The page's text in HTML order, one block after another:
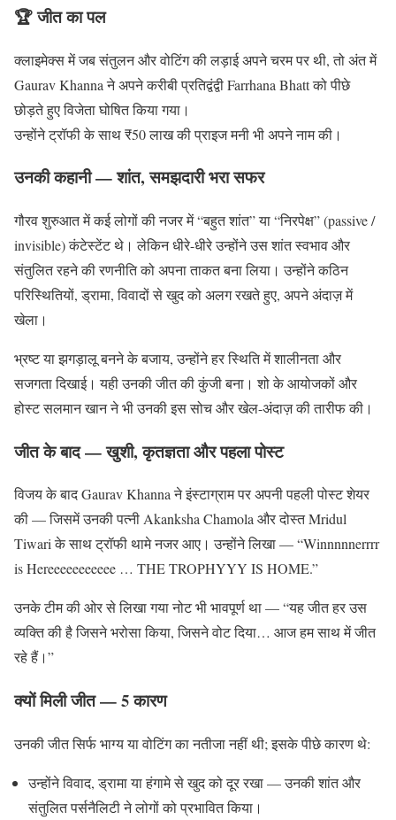
🏆 जीत का पल
क्लाइमेक्स में जब संतुलन और वोटिंग की लड़ाई अपने चरम पर थी, तो अंत में
Gaurav Khanna ने अपने करीबी प्रतिद्वंद्वी Farrhana Bhatt को पीछे
छोड़ते हुए विजेता घोषित किया गया।
उन्होंने ट्रॉफी के साथ ₹50 लाख की प्राइज मनी भी अपने नाम की।
उनकी कहानी — शांत, समझदारी भरा सफर
गौरव शुरुआत में कई लोगों की नजर में “बहुत शांत” या “निरपेक्ष” (passive /
invisible) कंटेस्टेंट थे। लेकिन धीरे-धीरे उन्होंने उस शांत स्वभाव और
संतुलित रहने की रणनीति को अपना ताकत बना लिया। उन्होंने कठिन
परिस्थितियों, ड्रामा, विवादों से खुद को अलग रखते हुए, अपने अंदाज़ में
खेला।
भ्रष्ट या झगड़ालू बनने के बजाय, उन्होंने हर स्थिति में शालीनता और
सजगता दिखाई। यही उनकी जीत की कुंजी बना। शो के आयोजकों और
होस्ट सलमान खान ने भी उनकी इस सोच और खेल-अंदाज़ की तारीफ की।
जीत के बाद — खुशी, कृतज्ञता और पहला पोस्ट
विजय के बाद Gaurav Khanna ने इंस्टाग्राम पर अपनी पहली पोस्ट शेयर
की — जिसमें उनकी पत्नी Akanksha Chamola और दोस्त Mridul
Tiwari के साथ ट्रॉफी थामे नजर आए। उन्होंने लिखा — “Winnnnnerrrr
is Hereeeeeeeeeee … THE TROPHYYY IS HOME.”
उनके टीम की ओर से लिखा गया नोट भी भावपूर्ण था — “यह जीत हर उस
व्यक्ति की है जिसने भरोसा किया, जिसने वोट दिया… आज हम साथ में जीत
रहे हैं।”
क्यों मिली जीत — 5 कारण
उनकी जीत सिर्फ भाग्य या वोटिंग का नतीजा नहीं थी; इसके पीछे कारण थे:
उन्होंने विवाद, ड्रामा या हंगामे से खुद को दूर रखा — उनकी शांत और
संतुलित पर्सनैलिटी ने लोगों को प्रभावित किया।